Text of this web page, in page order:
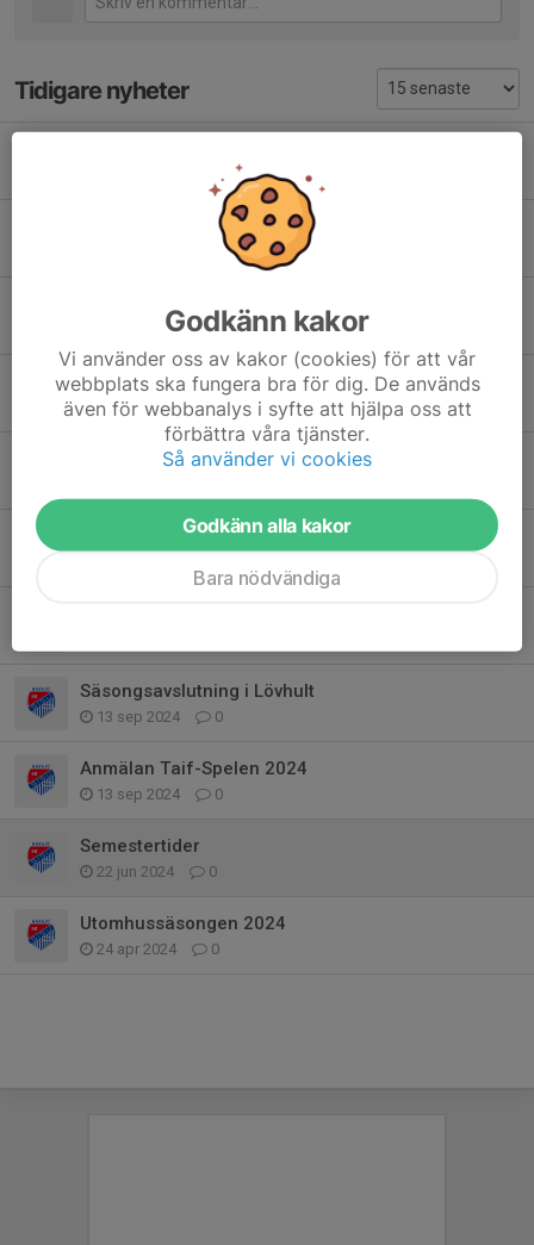
Tidigare nyheter
27 sep 2025 0
Höstsäsongen har dragit igång.
18 aug 2025 0
Sommaruppehåll
Utomhussäsongen börjar för Vit grupp
Säsongsavslutning i Lövhult
13 sep 2024 0
Anmälan Taif-Spelen 2024
13 sep 2024 0
Semestertider
22 jun 2024 0
Utomhussäsongen 2024
24 apr 2024 0
Godkänn kakor
Vi använder oss av kakor (cookies) för att vår
webbplats ska fungera bra för dig. De används
även för webbanalys i syfte att hjälpa oss att
förbättra våra tjänster.
Så använder vi cookies
Godkänn alla kakor
Bara nödvändiga